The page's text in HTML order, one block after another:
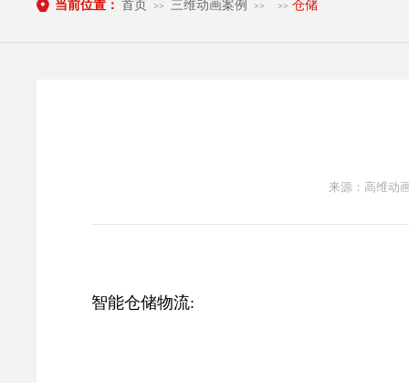
当前位置： 首页 >> 三维动画案例 >> >> 仓储
来源：高维动
智能仓储物流: